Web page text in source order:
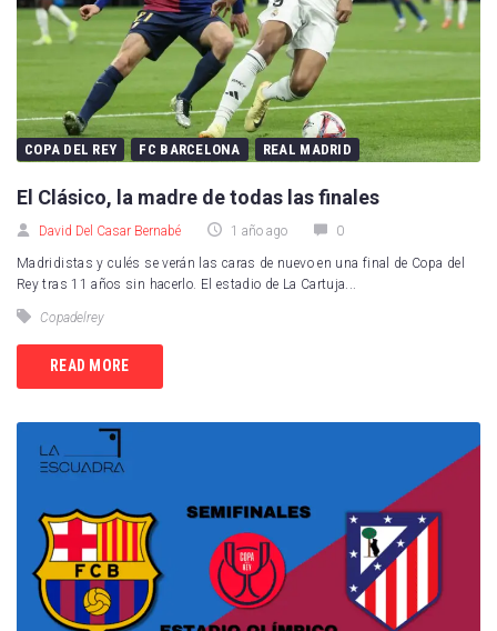
COPA DEL REY FC BARCELONA REAL MADRID
El Clásico, la madre de todas las finales
David Del Casar Bernabé 1 año ago 0
Madridistas y culés se verán las caras de nuevo en una final de Copa del
Rey tras 11 años sin hacerlo. El estadio de La Cartuja...
Copadelrey
READ MORE